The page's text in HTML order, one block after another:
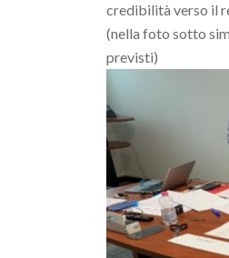
credibilità verso il
(nella foto sotto
previsti)